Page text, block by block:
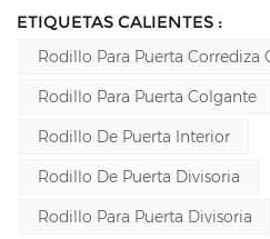
ETIQUETAS CALIENTES :
Rodillo Para Puerta Corrediza
Rodillo Para Puerta Colgante
Rodillo De Puerta Interior
Rodillo De Puerta Divisoria
Rodillo Para Puerta Divisoria